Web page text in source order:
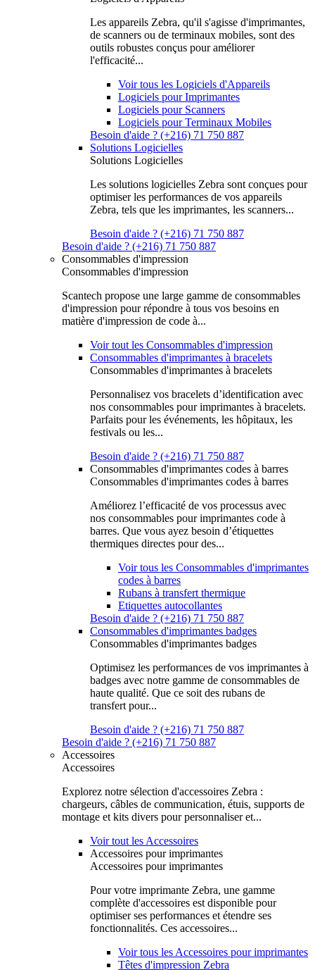
Les appareils Zebra, qu'il s'agisse d'imprimantes,
de scanners ou de terminaux mobiles, sont des
outils robustes conçus pour améliorer
l'efficacité...
Voir tous les Logiciels d'Appareils
Logiciels pour Imprimantes
Logiciels pour Scanners
Logiciels pour Terminaux Mobiles
Besoin d'aide ? (+216) 71 750 887
Solutions Logicielles
Solutions Logicielles
Les solutions logicielles Zebra sont conçues pour
optimiser les performances de vos appareils
Zebra, tels que les imprimantes, les scanners...
Besoin d'aide ? (+216) 71 750 887
Besoin d'aide ? (+216) 71 750 887
Consommables d'impression
Consommables d'impression
Scantech propose une large gamme de consommables
d'impression pour répondre à tous vos besoins en
matière d'impression de code à...
Voir tout les Consommables d'impression
Consommables d'imprimantes à bracelets
Consommables d'imprimantes à bracelets
Personnalisez vos bracelets d’identification avec
nos consommables pour imprimantes à bracelets.
Parfaits pour les événements, les hôpitaux, les
festivals ou les...
Besoin d'aide ? (+216) 71 750 887
Consommables d'imprimantes codes à barres
Consommables d'imprimantes codes à barres
Améliorez l’efficacité de vos processus avec
nos consommables pour imprimantes code à
barres. Que vous ayez besoin d’étiquettes
thermiques directes pour des...
Voir tous les Consommables d'imprimantes
codes à barres
Rubans à transfert thermique
Etiquettes autocollantes
Besoin d'aide ? (+216) 71 750 887
Consommables d'imprimantes badges
Consommables d'imprimantes badges
Optimisez les performances de vos imprimantes à
badges avec notre gamme de consommables de
haute qualité. Que ce soit des rubans de
transfert pour...
Besoin d'aide ? (+216) 71 750 887
Besoin d'aide ? (+216) 71 750 887
Accessoires
Accessoires
Explorez notre sélection d'accessoires Zebra :
chargeurs, câbles de communication, étuis, supports de
montage et kits divers pour personnaliser et...
Voir tout les Accessoires
Accessoires pour imprimantes
Accessoires pour imprimantes
Pour votre imprimante Zebra, une gamme
complète d'accessoires est disponible pour
optimiser ses performances et étendre ses
fonctionnalités. Ces accessoires...
Voir tous les Accessoires pour imprimantes
Têtes d'impression Zebra